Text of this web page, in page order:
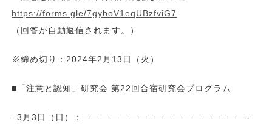
https://forms.gle/7gyboV1eqUBzfviG7
（回答が自動返信されます。）
※締め切り：2024年2月13日（火）
■「注意と認知」研究会 第22回合宿研究会プログラム
–3月3日（日）：——————————————————-